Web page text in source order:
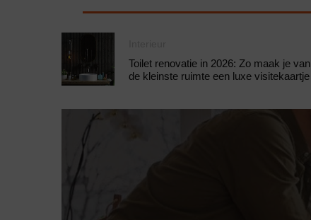
Toilet renovatie in 2026: Zo maak je van
de kleinste ruimte een luxe visitekaartje